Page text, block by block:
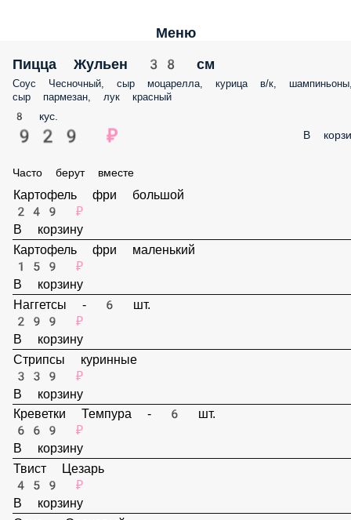
Меню
Пицца Жульен 38 см
Соус Чесночный, сыр моцарелла, курица в/к, шампиньоны, сыр
пармезан, лук красный
8 кус.
929 ₽ В
Часто берут вместе
Картофель фри большой
249 ₽
В корзину
Картофель фри маленький
159 ₽
В корзину
Наггетсы - 6 шт.
299 ₽
В корзину
Стрипсы куринные
339 ₽
В корзину
Креветки Темпура - 6 шт.
669 ₽
В корзину